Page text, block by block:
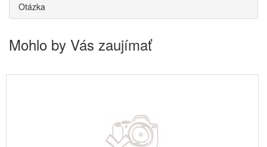
Otázka
Mohlo by Vás zaujímať